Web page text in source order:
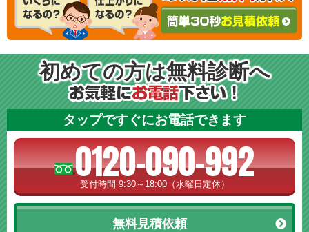
初めての方は無料診断へ
タップですぐにお電話できます
0120-090-992
受付時間 9:30～18:00（水曜日定休）
無料見積依頼